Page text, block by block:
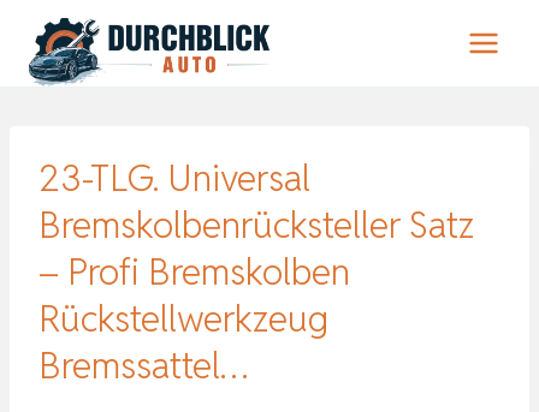
Inhalt
springen
23-TLG. Universal
Bremskolbenrücksteller Satz
– Profi Bremskolben
Rückstellwerkzeug
Bremssattel…